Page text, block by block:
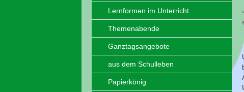
Lernformen im Unterricht
Themenabende
Ganztagsangebote
aus dem Schulleben
Papierkönig